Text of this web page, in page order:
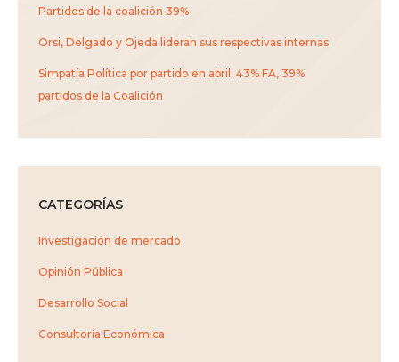
Partidos de la coalición 39%
Orsi, Delgado y Ojeda lideran sus respectivas internas
Simpatía Política por partido en abril: 43% FA, 39%
partidos de la Coalición
CATEGORÍAS
Investigación de mercado
Opinión Pública
Desarrollo Social
Consultoría Económica